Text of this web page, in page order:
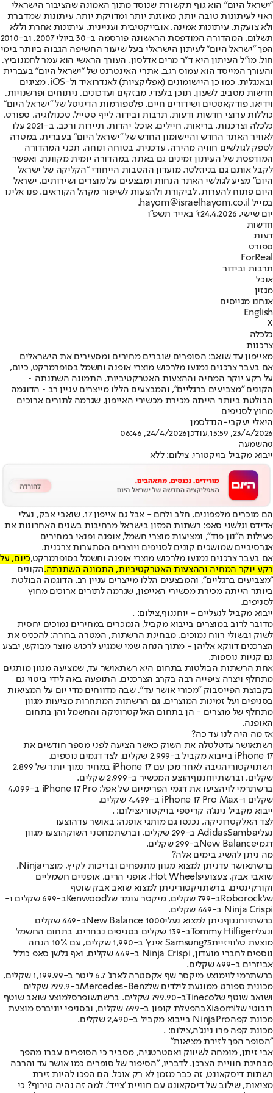
"ישראל היום" הוא גוף תקשורת שנוסד מתוך האמונה שהציבור הישראלי
ראוי לעיתונות טובה יותר, מאוזנת יותר ומדויקת יותר. עיתונות שמדברת
ולא צועקת. עיתונות אמינה, אובייקטיבית ועניינית. עיתונות אחרת וללא
תשלום. המהדורה המודפסת הראשונה פורסמה ב-30 ביולי 2007, וב-2010
הפך "ישראל היום" לעיתון הישראלי בעל שיעור החשיפה הגבוה ביותר בימי
חול. מו"ל העיתון היא ד"ר מרים אדלסון. העורך הראשי הוא עמר לחמנוביץ,
והעורך המייסד הוא עמוס רגב. אתרי האינטרנט של "ישראל היום" בעברית
ובאנגלית, כמו כן היישומונים (אפליקציות) לאנדרואיד ול-iOS, מציגים
חדשות מסביב לשעון, תוכן בלעדי, מבזקים ועדכונים, ניתוחים ופרשנויות,
וידיאו, פודקאסטים ושידורים חיים. פלטפורמות הדיגיטל של "ישראל היום"
כוללות ערוצי חדשות ודעות, תרבות ובידור, לייף סטייל, טכנולוגיה, ספורט,
כלכלה וצרכנות, בריאות, חיילים, אוכל, יהדות, תיירות ורכב. ב-2021 עלו
לאוויר האתר החדש והיישומון החדש של "ישראל היום" בעברית, במטרה
לספק לגולשים חוויה מהירה, עדכנית, בטוחה ונוחה. תכני המהדורה
המודפסת של העיתון זמינים גם באתר, במהדורה יומית מקוונת, ואפשר
לקבל אותם גם בניוזלטר. מועדון ההטבות הייחודי "הקליקה של ישראל
היום" מציע לגולשי האתר הנחות ומבצעים על מוצרים ושירותים. ישראל
היום פתוח להערות, לביקורת ולהצעות לשיפור מקהל הקוראים. פנו אלינו
במייל hayom@israelhayom.co.il.
יום שישי, 24.4.2026
ז' באייר תשפ"ו
חדשות
דעות
ספורט
ForReal
תרבות ובידור
אוכל
מגזין
אנחנו מגייסים
English
X
כלכלה
צרכנות
מאייפון עד שואב: הסופרים שוברים מחירים ומסעירים את הישראלים
אם בעבר צרכנים נמנעו מלרכוש מוצרי אופנה וחשמל בסופרמרקט, כיום,
על רקע יוקר המחיה וההצעות האטרקטיביות, התמונה השתנתה •
הקונים "מצביעים ברגליים", והמבצעים הללו מייצרים עניין רב • הדוגמה
הבולטת ביותר הייתה מכירת מכשירי האייפון, שגרמה לתורים ארוכים
מחוץ לסניפים
היאלי יעקבי-הנדלסמן
23/4/2026, 15:59
,עודכן24/4/2026, 06:46
0השמעה
ייבוא מקביל בויקטורי. צילום: ללא
הם מוכרים מלפפונים, חלב ולחם - אבל גם אייפון 17, שואבי אבק, נעלי
אדידס וגלשני סאפ: רשתות המזון בישראל מרחיבות בשנים האחרונות את
פעילות ה"נון פוד", ומציעות מוצרי חשמל, אופנה ופנאי במחירים
אגרסיביים שמושכים קונים לסניפים ויוצרים הסתערות צרכנית.
אם בעבר צרכנים נמנעו מלרכוש מוצרי אופנה וחשמל בסופרמרקט,כיום, על
רקע יוקר המחיה וההצעות האטרקטיביות, התמונה השתנתה.הקונים
"מצביעים ברגליים", והמבצעים הללו מייצרים עניין רב. הדוגמה הבולטת
ביותר הייתה מכירת מכשירי האייפון, שגרמה לתורים ארוכים מחוץ
לסניפים.
ייבוא מקביל לנעליים - יוחננוף,צילום: .
מדובר לרוב במוצרים בייבוא מקביל, הנמכרים במחירים נמוכים יחסית
לשוק ובשולי רווח נמוכים. מבחינת הרשתות, המטרה ברורה: להכניס את
הצרכנים דווקא אליהן - מתוך הנחה שמי שמגיע לרכוש מוצר מבוקש, יבצע
גם קניות נוספות.
אחת הרשתות הבולטות בתחום היא רשתאושר עד, שמציעה מגוון מותגים
מתחלף ויצרה ציפייה רבה בקרב הצרכנים. התופעה באה לידי ביטוי גם
בקבוצת הפייסבוק "מכורי אושר עד", שבה מדווחים מדי יום על המציאות
בסניפים ועל זמינות המוצרים. גם הרשתות המתחרות מציעות מגוון
מתחלף של מוצרים - הן בתחום האלקטרוניקה והחשמל והן בתחום
האופנה.
אז מה היה לנו עד כה?
רשתאושר עדטלטלה את השוק כאשר הציעה לפני מספר חודשים את
iPhone 17 בייבוא מקביל ב-2,999 שקלים, לצד דגמים נוספים.
רשתויקטורי
הגיבה לאחר מכן עם iPhone 17 במחיר נמוך יותר של 2,899
שקלים, וברשתיוחננוףהוצע המכשיר ב-2,999 שקלים.
ברשתרמי לוי
הציעו את דגמי הפרימיום של אפל: iPhone 17 Pro ב-4,099
שקלים ו-iPhone 17 Pro Max ב-4,499 שקלים.
ייבוא מקביל נינג'ה קריספי בויקטורי,צילום: .
לצד האלקטרוניקה, נכנסו גם מותגי אופנה: באושר עדהוצעו
נעלי
AdidasSamba ב-299 שקלים, וברשת מחסני השוקהוצעו מגוון
דגמיNew Balanceב-299 שקלים.
מה ניתן להשיג בימים אלה?
ברשתאושר עדניתן למצוא מגוון מתנפחים ובריכות לקיץ, מוצריNinja
,
שואבי אבק, צעצועיHot Wheels , אופני הרים, אופניים חשמליים
וקורקינטים. ברשתויקטוריניתן למצוא שואב אבק שוטף
שלRoborock ב-799 שקלים, מיקסר עומד של Kenwood
ב-699 שקלים ו-
Ninja Crispi ב-449 שקלים.
ברשתיוחננוףניתן למצוא נעליNew Balance 1000
ב-449 שקלים
ונעליTommy Hilfiger
ב-139 שקלים בסניפים נבחרים. בתחום החשמל
מוצעת טלוויזיית
Samsung
75 אינץ' ב-1,990 שקלים, עם 10% הנחה
נוספים לחברי מועדון, Ninja Crispi ב-449 שקלים, ואף גלשן סאפ כולל
אביזרים ב-499 שקלים.
ברשתרמי לוי
מוצע מיקסר שף אקסטרה לארג' 6.7 ליטר ב-1,199.99 שקלים,
מכונית ספורט ממונעת לילדים שלMercedes-Benz
ב-799.9 שקלים
ושואב שוטף שלTinecoב-799.90 שקלים. ברשת שופרסלמוצע שואב שוטף
רובוטי שלXiaomi
בהפעלת קופון ב-699 שקלים, ובסניפי יוניברס מוצעת
מכונת קפה
Ninja Pro בייבוא מקביל ב-2,490 שקלים.
מכונת קפה פרו נינג'ה,צילום: .
"הסופר הפך לזירת מציאות"
אבי זיתן, מומחה לשיווק ואסטרטגיה, מסביר כי הסופרים עברו מהפך
מבחינת חוויית הצרכן. לדבריו, "הסיפור של סופרים כמו אושר עד והרבה
רשתות דיסקאונט, זה כבר מזמן לא רק אוכל. הם הפכו להיות זירת
מציאות, שילוב של דיסקאונט עם חוויית 'צייד'. למה זה נהיה טירוף? כי